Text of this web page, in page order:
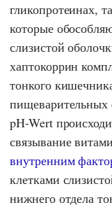
гликопротеинах,
которые
слизистой
хаптокоррин
тонкого
pH-Wert
связывание
внутренним
клетками
нижнего отдела